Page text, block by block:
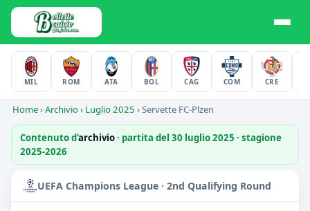
MIL ROM ATA BOL CAG COM CRE
Home›Archivio› Luglio 2025 ›Servette FC-Plzen
Contenuto d'archivio· partita del 30 luglio 2025 · stagione
2025-2026
UEFA Champions League · 2nd Qualifying Round